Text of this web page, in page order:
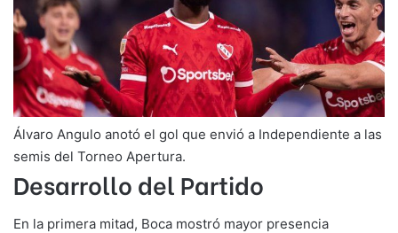
Álvaro Angulo anotó el gol que envió a Independiente a las
semis del Torneo Apertura.
Desarrollo del Partido
En la primera mitad, Boca mostró mayor presencia